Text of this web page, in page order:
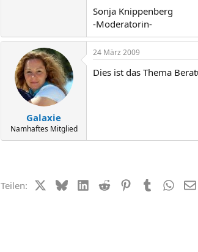
Sonja Knippenberg
-Moderatorin-
Galaxie
Namhaftes Mitglied
24 März 2009
Dies ist das Thema
Teilen: X (Twitter)
BlueskyLinkedIn
Reddit PinterestTumblr